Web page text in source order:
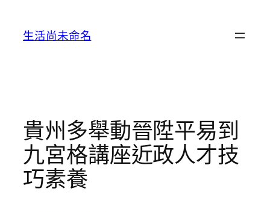
生活尚未命名
貴州多舉動晉陞平易到
九宮格講座近政人才技
巧素養